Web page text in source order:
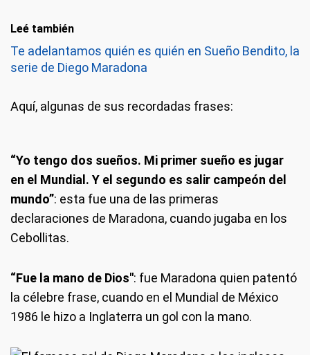
Leé también
Te adelantamos quién es quién en Sueño Bendito, la
serie de Diego Maradona
Aquí, algunas de sus recordadas frases:
“Yo tengo dos sueños. Mi primer sueño es jugar
en el Mundial. Y el segundo es salir campeón del
mundo”: esta fue una de las primeras
declaraciones de Maradona, cuando jugaba en los
Cebollitas.
“Fue la mano de Dios": fue Maradona quien patentó
la célebre frase, cuando en el Mundial de México
1986 le hizo a Inglaterra un gol con la mano.